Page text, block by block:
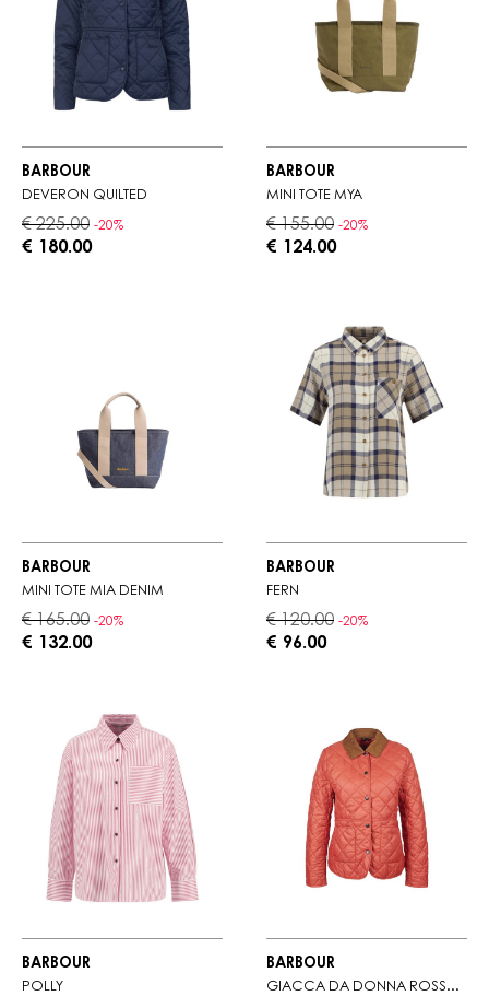
BARBOUR
DEVERON QUILTED
€ 225.00 -20%
€ 180.00
BARBOUR
MINI TOTE MYA
€ 155.00 -20%
€ 124.00
BARBOUR
MINI TOTE MIA DENIM
€ 165.00 -20%
€ 132.00
BARBOUR
FERN
€ 120.00 -20%
€ 96.00
BARBOUR
POLLY
BARBOUR
GIACCA DA DONNA ROSSA TRAPUNTATA CON COLLETTO IN VELLUTO